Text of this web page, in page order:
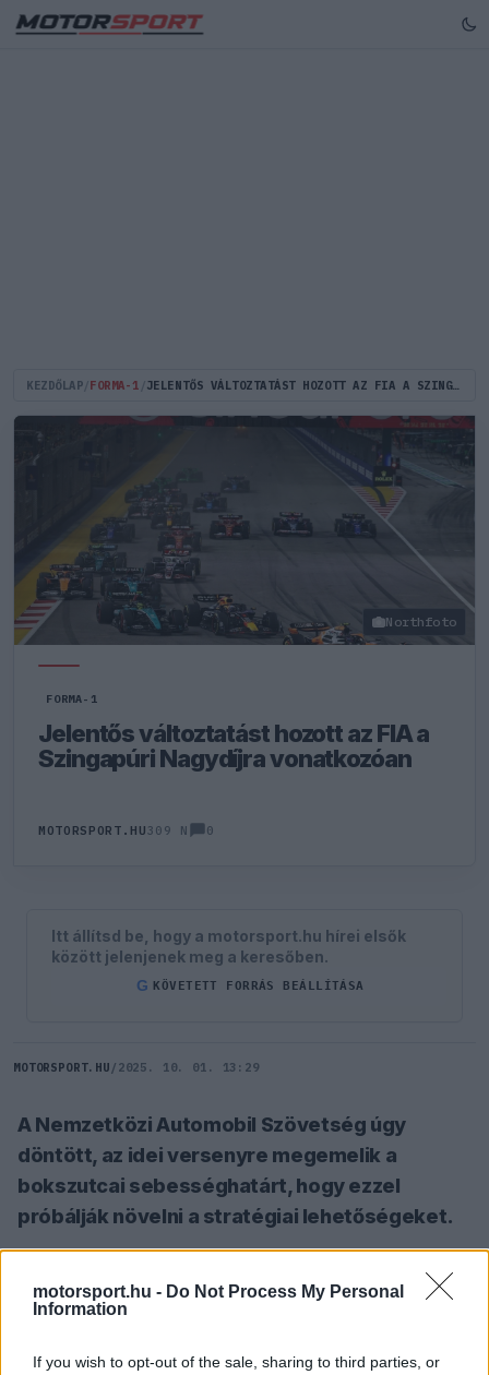
motorsport.hu - Do Not Process My Personal
Information
If you wish to opt-out of the sale, sharing to third parties, or
KEZDŐLAP FORMA-1 JELENTŐS VÁLTOZTATÁST HOZOTT AZ FIA A SZINGAPÚRI NAGYDÍJRA VONATKOZÓAN
Northfoto
FORMA-1
Jelentős változtatást hozott az FIA a
Szingapúri Nagydíjra vonatkozóan
MOTORSPORT.HU309 N 0
Itt állítsd be, hogy a motorsport.hu hírei elsők
között jelenjenek meg a keresőben.
G KÖVETETT FORRÁS BEÁLLÍTÁSA
MOTORSPORT.HU / 2025. 10. 01. 13:29
A Nemzetközi Automobil Szövetség úgy
döntött, az idei versenyre megemelik a
bokszutcai sebességhatárt, hogy ezzel
próbálják növelni a stratégiai lehetőségeket.
SZÓLJ HOZZÁ TE IS!
Mivel a szingapúri bokszutca eléggé szűkös, és